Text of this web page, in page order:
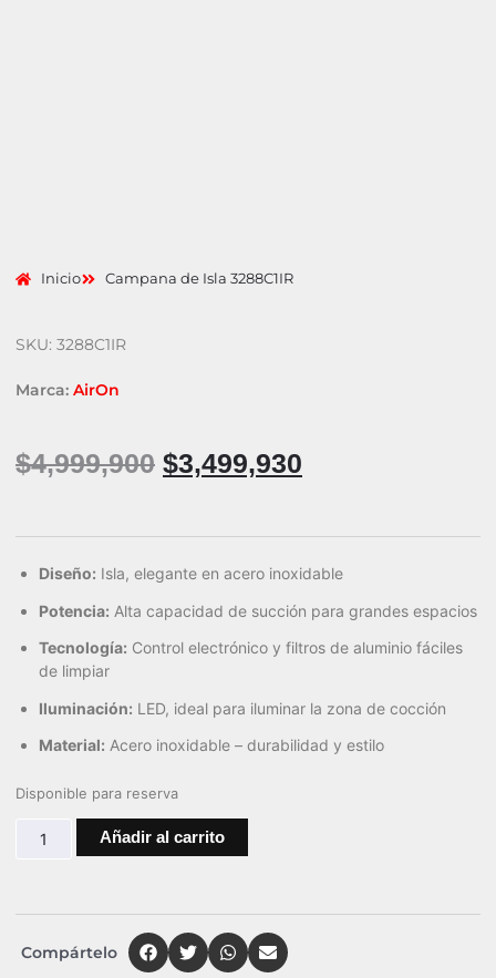
Inicio Campana de Isla 3288C1IR
SKU: 3288C1IR
Marca: AirOn
$4,999,900 $3,499,930
Diseño: Isla, elegante en acero inoxidable
Potencia: Alta capacidad de succión para grandes espacios
Tecnología: Control electrónico y filtros de aluminio fáciles
de limpiar
Iluminación: LED, ideal para iluminar la zona de cocción
Material: Acero inoxidable – durabilidad y estilo
Disponible para reserva
Añadir al carrito
Compártelo